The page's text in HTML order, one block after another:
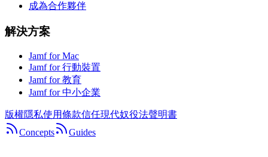
成為合作夥伴
解決方案
Jamf for Mac
Jamf for 行動裝置
Jamf for 教育
Jamf for 中小企業
版權隱私使用條款信任現代奴役法聲明書
Concepts
Guides